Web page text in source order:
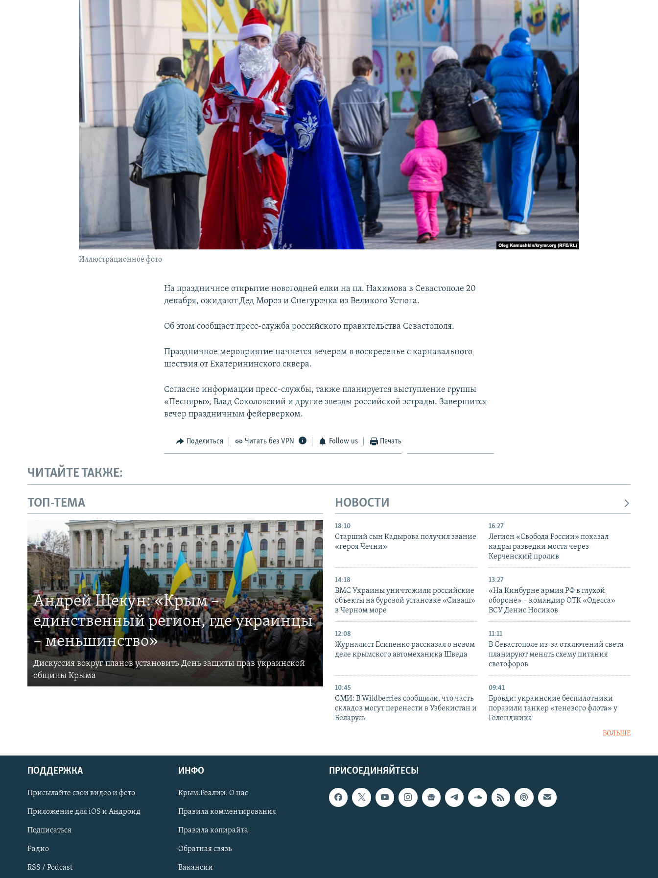
КРЫМ.НЕПОКОРЕННЫЙ
УКРАИНСКАЯ ПРОБЛЕМА КРЫМА
Українською
Qırımtatar
ПРИСОЕДИНЯЙТЕСЬ!
Иллюстрационное фото
На праздничное открытие новогодней елки на пл. Нахимова в Севастополе 20
декабря, ожидают Дед Мороз и Снегурочка из Великого Устюга.
Об этом сообщает пресс-служба российского правительства Севастополя.
Праздничное мероприятие начнется вечером в воскресенье с карнавального
шествия от Екатерининского сквера.
Согласно информации пресс-службы, также планируется выступление группы
«Песняры», Влад Соколовский и другие звезды российской эстрады. Завершится
вечер праздничным фейерверком.
Поделиться Читать без VPN Follow us Печать
ЧИТАЙТЕ ТАКЖЕ:
ТОП-ТЕМА
Андрей Щекун: «Крым –
единственный регион, где украинцы
– меньшинство»
Дискуссия вокруг планов установить День защиты прав украинской
общины Крыма
НОВОСТИ
18:10
Старший сын Кадырова получил звание
«героя Чечни»
16:27
Легион «Свобода России» показал
кадры разведки моста через
Керченский пролив
14:18
ВМС Украины уничтожили российские
объекты на буровой установке «Сиваш»
в Черном море
13:27
«На Кинбурне армия РФ в глухой
обороне» – командир ОТК «Одесса»
ВСУ Денис Носиков
12:08
Журналист Есипенко рассказал о новом
деле крымского автомеханика Шведа
11:11
В Севастополе из-за отключений света
планируют менять схему питания
светофоров
10:45
СМИ: В Wildberries сообщили, что часть
складов могут перенести в Узбекистан и
Беларусь
09:41
Бровди: украинские беспилотники
поразили танкер «теневого флота» у
Геленджика
БОЛЬШЕ
ПРИСОЕДИНЯЙТЕСЬ!
ПОДДЕРЖКА
Присылайте свои видео и фото
Приложение для iOS и Андроид
Подписаться
Радио
RSS / Podcast
ИНФО
Крым.Реалии. О нас
Правила комментирования
Правила копирайта
Обратная связь
Вакансии